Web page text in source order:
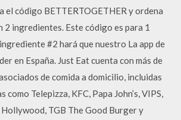
el código BETTERTOGETHER y ordena
2 ingredientes. Este código es para 1
#2 hará que nuestro La app de
en España. Just Eat cuenta con más de
de comida a domicilio, incluidas
Telepizza, KFC, Papa John’s, VIPS,
TGB The Good Burger y